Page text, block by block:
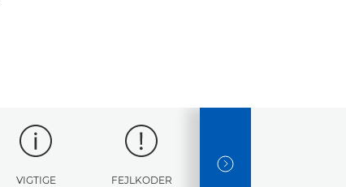
VIGTIGE
FEJLKODER
NEXT SLIDE